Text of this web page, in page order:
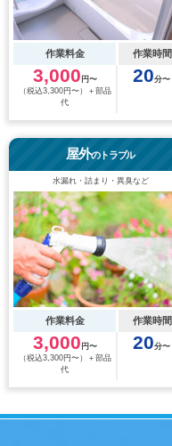
作業料金 作業時間
3,000 円〜
（税込3,300円〜）＋部品
代
20分〜
屋外のトラブル
水漏れ・詰まり・異臭など
作業料金 作業時間
3,000 円〜
（税込3,300円〜）＋部品
代
20分〜